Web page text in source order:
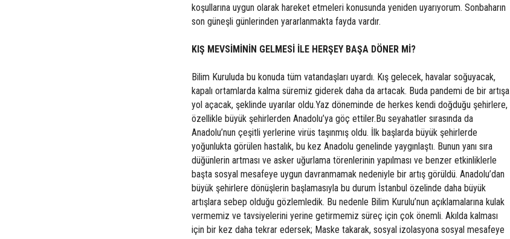
koşullarına uygun olarak hareket etmeleri konusunda yeniden uyarıyorum. Sonbaharın
son güneşli günlerinden yararlanmakta fayda vardır.
KIŞ MEVSİMİNİN GELMESİ İLE HERŞEY BAŞA DÖNER Mİ?
Bilim Kuruluda bu konuda tüm vatandaşları uyardı. Kış gelecek, havalar soğuyacak,
kapalı ortamlarda kalma süremiz giderek daha da artacak. Buda pandemi de bir artışa
yol açacak, şeklinde uyarılar oldu.Yaz döneminde de herkes kendi doğduğu şehirlere,
özellikle büyük şehirlerden Anadolu’ya göç ettiler.Bu seyahatler sırasında da
Anadolu’nun çeşitli yerlerine virüs taşınmış oldu. İlk başlarda büyük şehirlerde
yoğunlukta görülen hastalık, bu kez Anadolu genelinde yaygınlaştı. Bunun yanı sıra
düğünlerin artması ve asker uğurlama törenlerinin yapılması ve benzer etkinliklerle
başta sosyal mesafeye uygun davranmamak nedeniyle bir artış görüldü. Anadolu’dan
büyük şehirlere dönüşlerin başlamasıyla bu durum İstanbul özelinde daha büyük
artışlara sebep olduğu gözlemledik. Bu nedenle Bilim Kurulu’nun açıklamalarına kulak
vermemiz ve tavsiyelerini yerine getirmemiz süreç için çok önemli. Akılda kalması
için bir kez daha tekrar edersek; Maske takarak, sosyal izolasyona sosyal mesafeye